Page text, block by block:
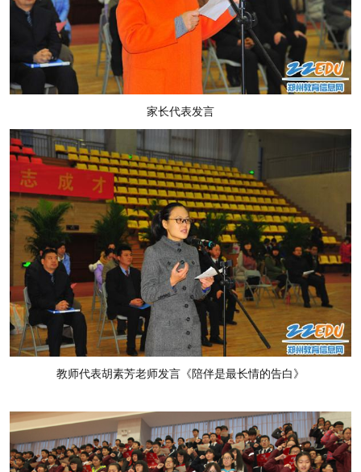
家长代表发言
教师代表胡素芳老师发言《陪伴是最长情的告白》